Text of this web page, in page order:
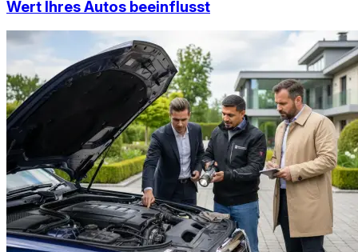
Wert Ihres Autos beeinflusst